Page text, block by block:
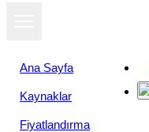
Ana Sayfa
Kaynaklar
Fiyatlandırma